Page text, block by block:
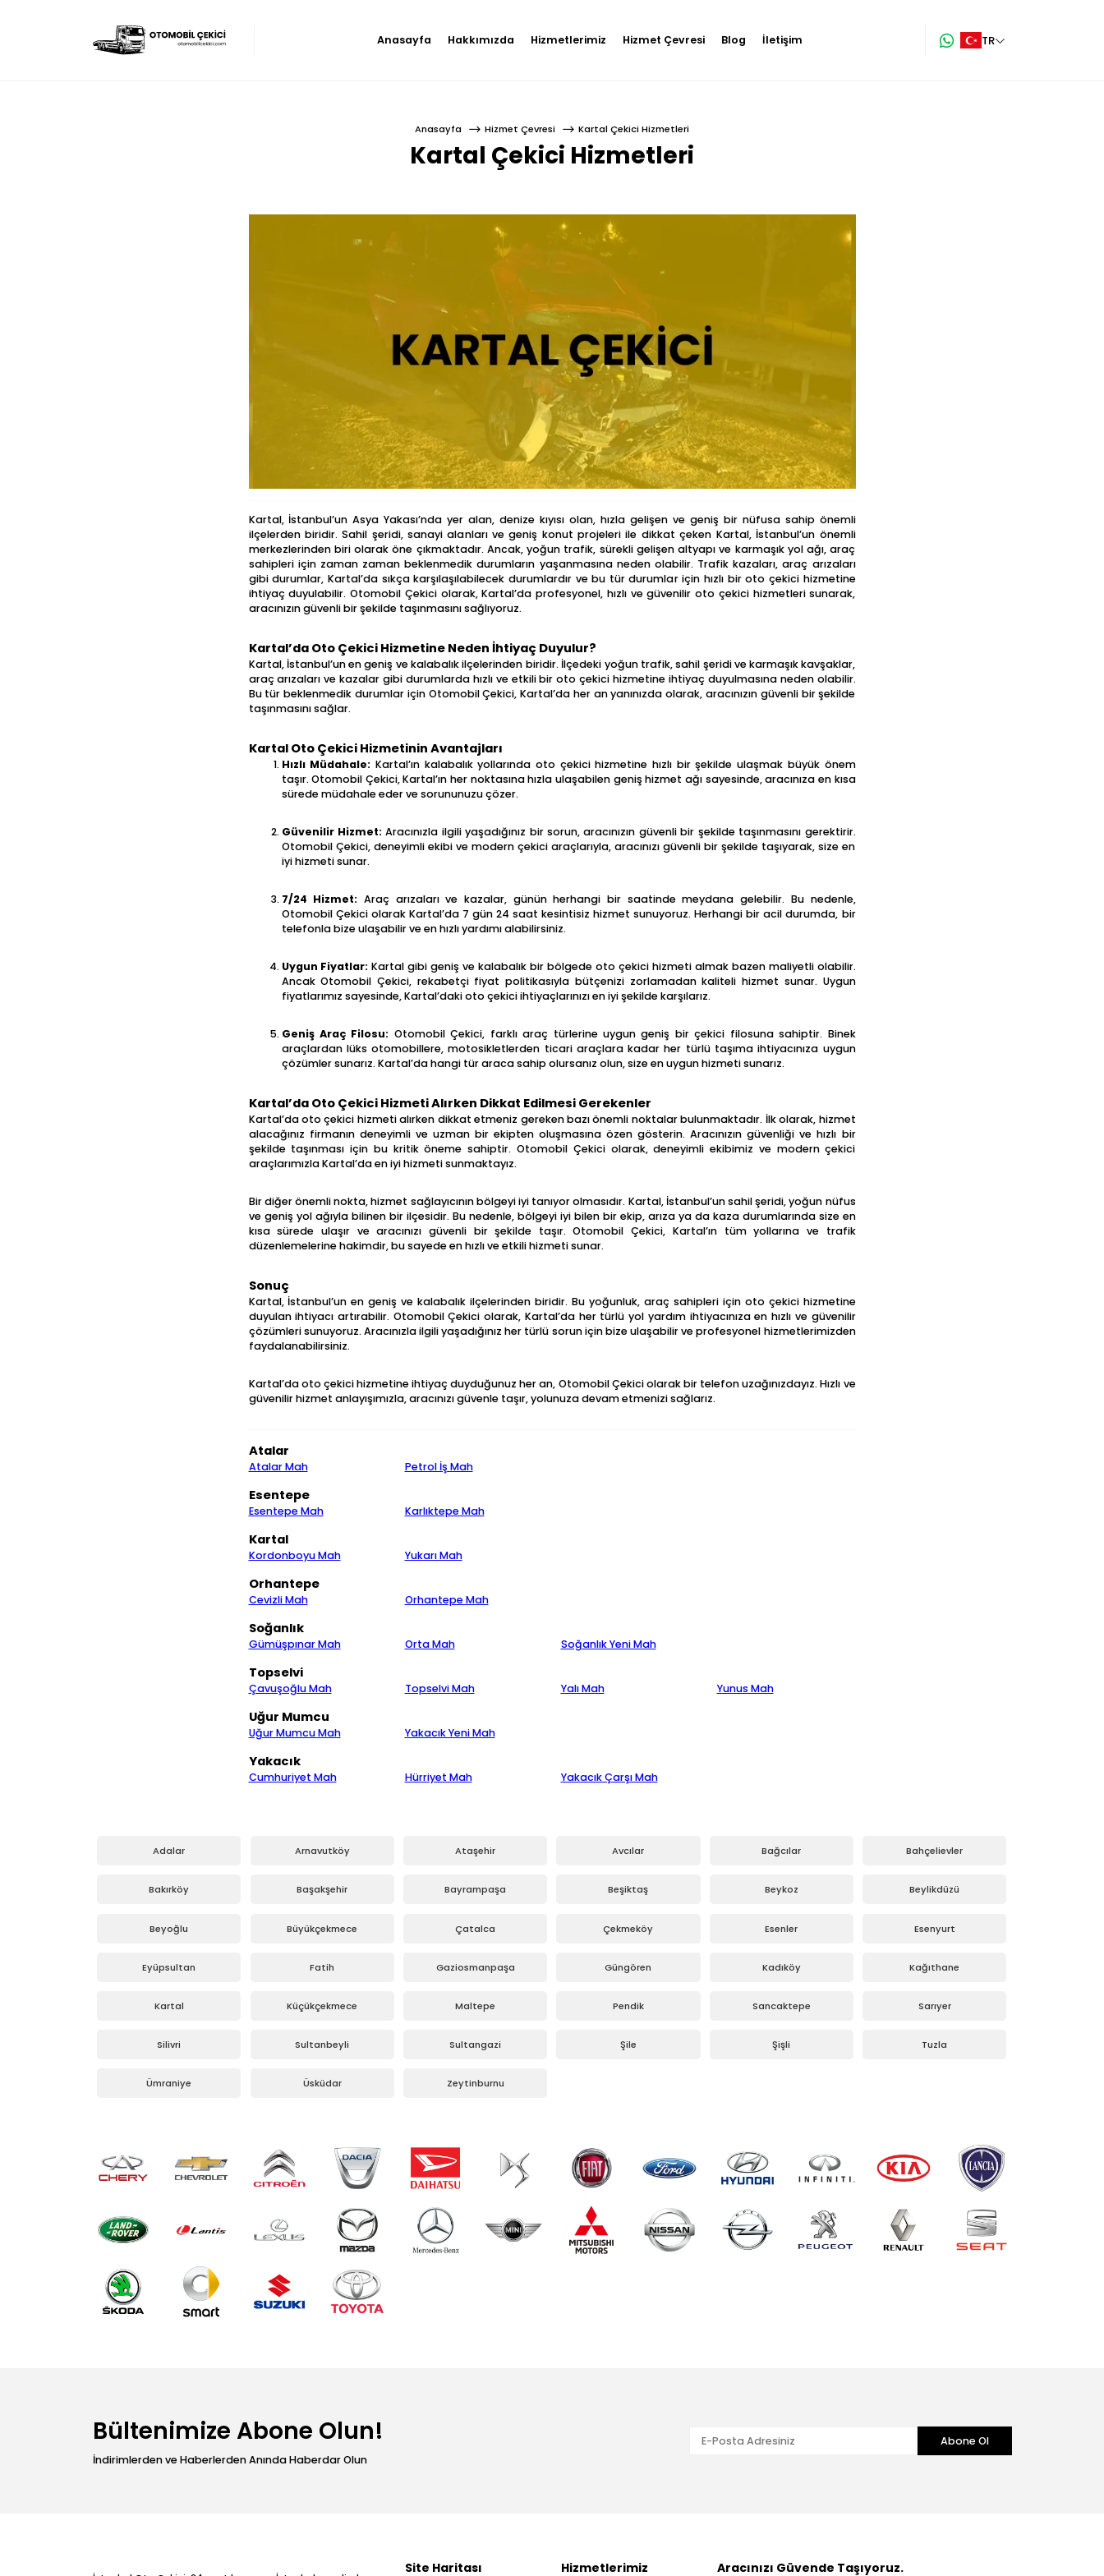
Anasayfa Hakkımızda Hizmetlerimiz Hizmet Çevresi Blog İletişim TR
Anasayfa Hizmet Çevresi Kartal Çekici Hizmetleri
Kartal Çekici Hizmetleri
Kartal, İstanbul’un Asya Yakası’nda yer alan, denize kıyısı olan, hızla gelişen ve geniş bir nüfusa sahip önemli
ilçelerden biridir. Sahil şeridi, sanayi alanları ve geniş konut projeleri ile dikkat çeken Kartal, İstanbul’un önemli
merkezlerinden biri olarak öne çıkmaktadır. Ancak, yoğun trafik, sürekli gelişen altyapı ve karmaşık yol ağı, araç
sahipleri için zaman zaman beklenmedik durumların yaşanmasına neden olabilir. Trafik kazaları, araç arızaları
gibi durumlar, Kartal’da sıkça karşılaşılabilecek durumlardır ve bu tür durumlar için hızlı bir oto çekici hizmetine
ihtiyaç duyulabilir. Otomobil Çekici olarak, Kartal’da profesyonel, hızlı ve güvenilir oto çekici hizmetleri sunarak,
aracınızın güvenli bir şekilde taşınmasını sağlıyoruz.
Kartal’da Oto Çekici Hizmetine Neden İhtiyaç Duyulur?
Kartal, İstanbul’un en geniş ve kalabalık ilçelerinden biridir. İlçedeki yoğun trafik, sahil şeridi ve karmaşık kavşaklar,
araç arızaları ve kazalar gibi durumlarda hızlı ve etkili bir oto çekici hizmetine ihtiyaç duyulmasına neden olabilir.
Bu tür beklenmedik durumlar için Otomobil Çekici, Kartal’da her an yanınızda olarak, aracınızın güvenli bir şekilde
taşınmasını sağlar.
Kartal Oto Çekici Hizmetinin Avantajları
Hızlı Müdahale: Kartal’ın kalabalık yollarında oto çekici hizmetine hızlı bir şekilde ulaşmak büyük önem
taşır. Otomobil Çekici, Kartal’ın her noktasına hızla ulaşabilen geniş hizmet ağı sayesinde, aracınıza en kısa
sürede müdahale eder ve sorununuzu çözer.
Güvenilir Hizmet: Aracınızla ilgili yaşadığınız bir sorun, aracınızın güvenli bir şekilde taşınmasını gerektirir.
Otomobil Çekici, deneyimli ekibi ve modern çekici araçlarıyla, aracınızı güvenli bir şekilde taşıyarak, size en
iyi hizmeti sunar.
7/24 Hizmet: Araç arızaları ve kazalar, günün herhangi bir saatinde meydana gelebilir. Bu nedenle,
Otomobil Çekici olarak Kartal’da 7 gün 24 saat kesintisiz hizmet sunuyoruz. Herhangi bir acil durumda, bir
telefonla bize ulaşabilir ve en hızlı yardımı alabilirsiniz.
Uygun Fiyatlar: Kartal gibi geniş ve kalabalık bir bölgede oto çekici hizmeti almak bazen maliyetli olabilir.
Ancak Otomobil Çekici, rekabetçi fiyat politikasıyla bütçenizi zorlamadan kaliteli hizmet sunar. Uygun
fiyatlarımız sayesinde, Kartal’daki oto çekici ihtiyaçlarınızı en iyi şekilde karşılarız.
Geniş Araç Filosu: Otomobil Çekici, farklı araç türlerine uygun geniş bir çekici filosuna sahiptir. Binek
araçlardan lüks otomobillere, motosikletlerden ticari araçlara kadar her türlü taşıma ihtiyacınıza uygun
çözümler sunarız. Kartal’da hangi tür araca sahip olursanız olun, size en uygun hizmeti sunarız.
Kartal’da Oto Çekici Hizmeti Alırken Dikkat Edilmesi Gerekenler
Kartal’da oto çekici hizmeti alırken dikkat etmeniz gereken bazı önemli noktalar bulunmaktadır. İlk olarak, hizmet
alacağınız firmanın deneyimli ve uzman bir ekipten oluşmasına özen gösterin. Aracınızın güvenliği ve hızlı bir
şekilde taşınması için bu kritik öneme sahiptir. Otomobil Çekici olarak, deneyimli ekibimiz ve modern çekici
araçlarımızla Kartal’da en iyi hizmeti sunmaktayız.
Bir diğer önemli nokta, hizmet sağlayıcının bölgeyi iyi tanıyor olmasıdır. Kartal, İstanbul’un sahil şeridi, yoğun nüfus
ve geniş yol ağıyla bilinen bir ilçesidir. Bu nedenle, bölgeyi iyi bilen bir ekip, arıza ya da kaza durumlarında size en
kısa sürede ulaşır ve aracınızı güvenli bir şekilde taşır. Otomobil Çekici, Kartal’ın tüm yollarına ve trafik
düzenlemelerine hakimdir, bu sayede en hızlı ve etkili hizmeti sunar.
Sonuç
Kartal, İstanbul’un en geniş ve kalabalık ilçelerinden biridir. Bu yoğunluk, araç sahipleri için oto çekici hizmetine
duyulan ihtiyacı artırabilir. Otomobil Çekici olarak, Kartal’da her türlü yol yardım ihtiyacınıza en hızlı ve güvenilir
çözümleri sunuyoruz. Aracınızla ilgili yaşadığınız her türlü sorun için bize ulaşabilir ve profesyonel hizmetlerimizden
faydalanabilirsiniz.
Kartal’da oto çekici hizmetine ihtiyaç duyduğunuz her an, Otomobil Çekici olarak bir telefon uzağınızdayız. Hızlı ve
güvenilir hizmet anlayışımızla, aracınızı güvenle taşır, yolunuza devam etmenizi sağlarız.
Atalar
Atalar Mah Petrol İş Mah
Esentepe
Esentepe Mah Karlıktepe Mah
Kartal
Kordonboyu Mah Yukarı Mah
Orhantepe
Cevizli Mah Orhantepe Mah
Soğanlık
Gümüşpınar Mah Orta Mah Soğanlık Yeni Mah
Topselvi
Çavuşoğlu Mah Topselvi Mah Yalı Mah Yunus Mah
Uğur Mumcu
Uğur Mumcu Mah Yakacık Yeni Mah
Yakacık
Cumhuriyet Mah Hürriyet Mah Yakacık Çarşı Mah
Adalar Arnavutköy Ataşehir Avcılar Bağcılar Bahçelievler
Bakırköy Başakşehir Bayrampaşa Beşiktaş Beykoz Beylikdüzü
Beyoğlu Büyükçekmece Çatalca Çekmeköy Esenler Esenyurt
Eyüpsultan Fatih Gaziosmanpaşa Güngören Kadıköy Kağıthane
Kartal Küçükçekmece Maltepe Pendik Sancaktepe Sarıyer
Silivri Sultanbeyli Sultangazi Şile Şişli Tuzla
Ümraniye Üsküdar Zeytinburnu
Bültenimize Abone Olun!
İndirimlerden ve Haberlerden Anında Haberdar Olun
Abone Ol
Site Haritası Hizmetlerimiz Aracınızı Güvende Taşıyoruz.